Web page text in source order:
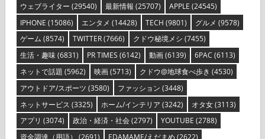
ウェブライター (29540) 最新情報 (25707) APPLE (24545)
IPHONE (15086) エンタメ (14428) TECH (9801) グルメ (9578)
ゲーム (8574) TWITTER(7666) クドウ秘境メシ (7455)
生活・趣味(6831) PR TIMES (6142) 動画(6139) 6PAC (6113)
ネットで話題 (5962) 映画(5713) クドウ@地球食べ歩き (4530)
アウトドア/スポーツ (3580) ファッション (3448)
ネットサービス (3325) ホーム/インテリア (3242) オタ女(3113)
アプリ (3074) 政治・経済・社会(2797) YOUTUBE (2788)